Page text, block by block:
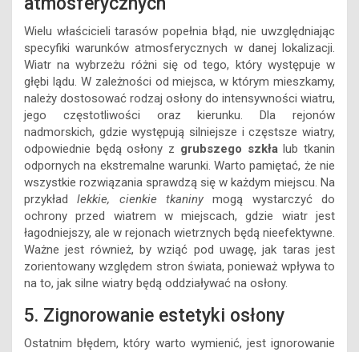
Wielu właścicieli tarasów popełnia błąd, nie uwzględniając
specyfiki warunków atmosferycznych w danej lokalizacji.
Wiatr na wybrzeżu różni się od tego, który występuje w
głębi lądu. W zależności od miejsca, w którym mieszkamy,
należy dostosować rodzaj osłony do intensywności wiatru,
jego częstotliwości oraz kierunku. Dla rejonów
nadmorskich, gdzie występują silniejsze i częstsze wiatry,
odpowiednie będą osłony z grubszego szkłalub tkanin
odpornych na ekstremalne warunki. Warto pamiętać, że nie
wszystkie rozwiązania sprawdzą się w każdym miejscu. Na
przykładlekkie, cienkie tkaniny mogą wystarczyć do
ochrony przed wiatrem w miejscach, gdzie wiatr jest
łagodniejszy, ale w rejonach wietrznych będą nieefektywne.
Ważne jest również, by wziąć pod uwagę, jak taras jest
zorientowany względem stron świata, ponieważ wpływa to
na to, jak silne wiatry będą oddziaływać na osłony.
5. Zignorowanie estetyki osłony
Ostatnim błędem, który warto wymienić, jest ignorowanie